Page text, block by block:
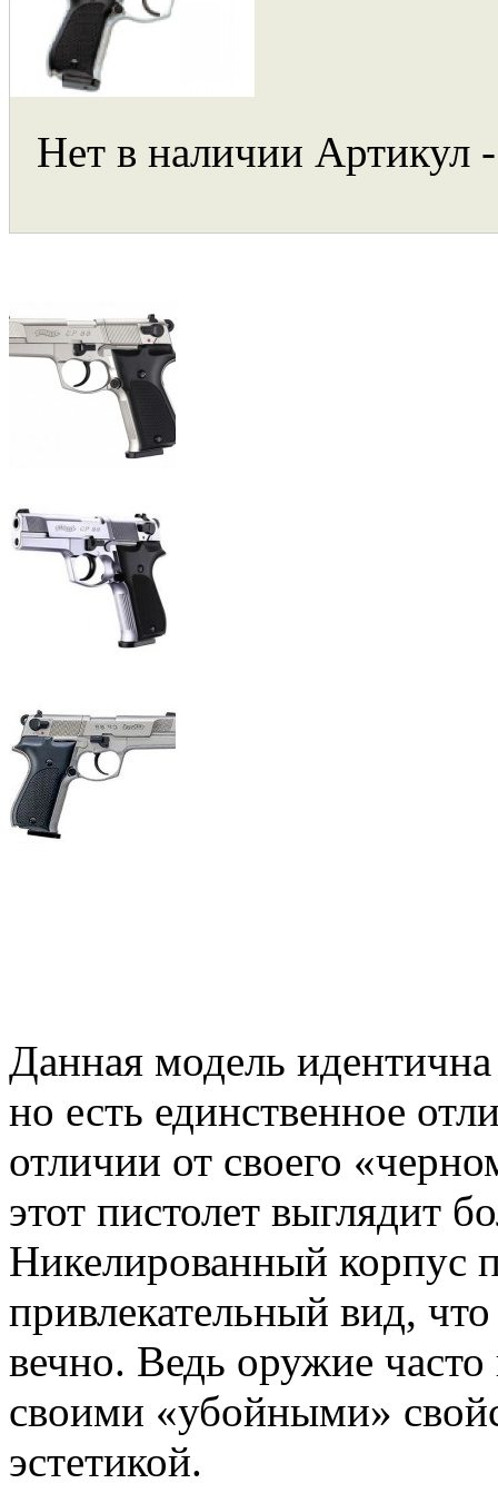
Нет в наличии Артикул
Данная модель
но есть единственное
отличии от своего
этот пистолет выглядит
Никелированный корпус
привлекательный вид,
вечно. Ведь оружие часто
своими «убойными»
эстетикой.